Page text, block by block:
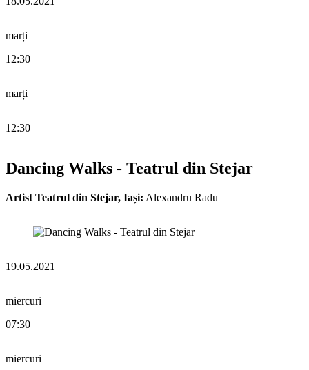
marți
12:30
marți
12:30
Dancing Walks - Teatrul din Stejar
Artist Teatrul din Stejar, Iași: Alexandru Radu
19.05.2021
miercuri
07:30
miercuri